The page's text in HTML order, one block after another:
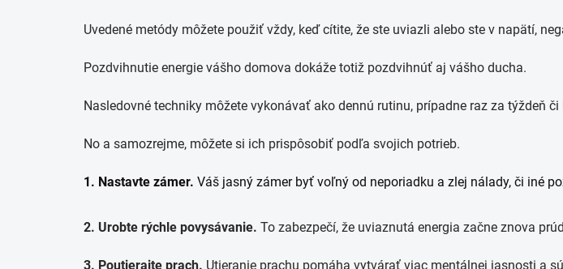
Uvedené metódy môžete použiť vždy, keď cítite, že ste uviazli alebo ste v napätí,
Pozdvihnutie energie vášho domova dokáže totiž pozdvihnúť aj vášho ducha.
Nasledovné techniky môžete vykonávať ako dennú rutinu, prípadne raz za týždeň
No a samozrejme, môžete si ich prispôsobiť podľa svojich potrieb.
1. Nastavte zámer. Váš jasný zámer byť voľný od neporiadku a zlej nálady, či iné
2. Urobte rýchle povysávanie. To zabezpečí, že uviaznutá energia začne znova
3. Poutierajte prach. Utieranie prachu pomáha vytvárať viac mentálnej jasnosti a